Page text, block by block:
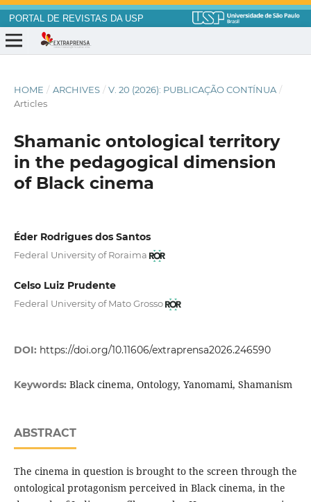
PORTAL DE REVISTAS DA USP
HOME / ARCHIVES / V. 20 (2026): PUBLICAÇÃO CONTÍNUA /
Articles
Shamanic ontological territory
in the pedagogical dimension
of Black cinema
Éder Rodrigues dos Santos
Federal University of Roraima
Celso Luiz Prudente
Federal University of Mato Grosso
DOI: https://doi.org/10.11606/extraprensa2026.246590
Keywords: Black cinema, Ontology, Yanomami, Shamanism
ABSTRACT
The cinema in question is brought to the screen through the
ontological protagonism perceived in Black cinema, in the